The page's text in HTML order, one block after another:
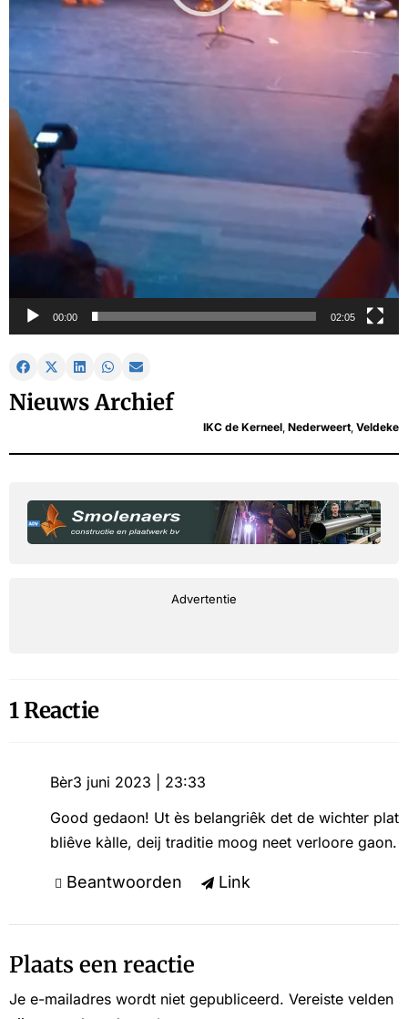
00:00 02:05
Nieuws Archief
IKC de Kerneel, Nederweert, Veldeke
Advertentie
1 Reactie
Bèr3 juni 2023 | 23:33
Good gedaon! Ut ès belangriêk det de wichter plat
bliêve kàlle, deij traditie moog neet verloore gaon.
Beantwoorden Link
Plaats een reactie
Je e-mailadres wordt niet gepubliceerd. Vereiste velden